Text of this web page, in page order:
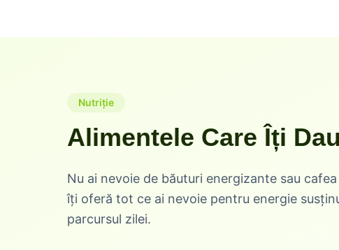
Nutriție
Alimentele Care Îți
Nu ai nevoie de băuturi energizante sau
îți oferă tot ce ai nevoie pentru energie
parcursul zilei.